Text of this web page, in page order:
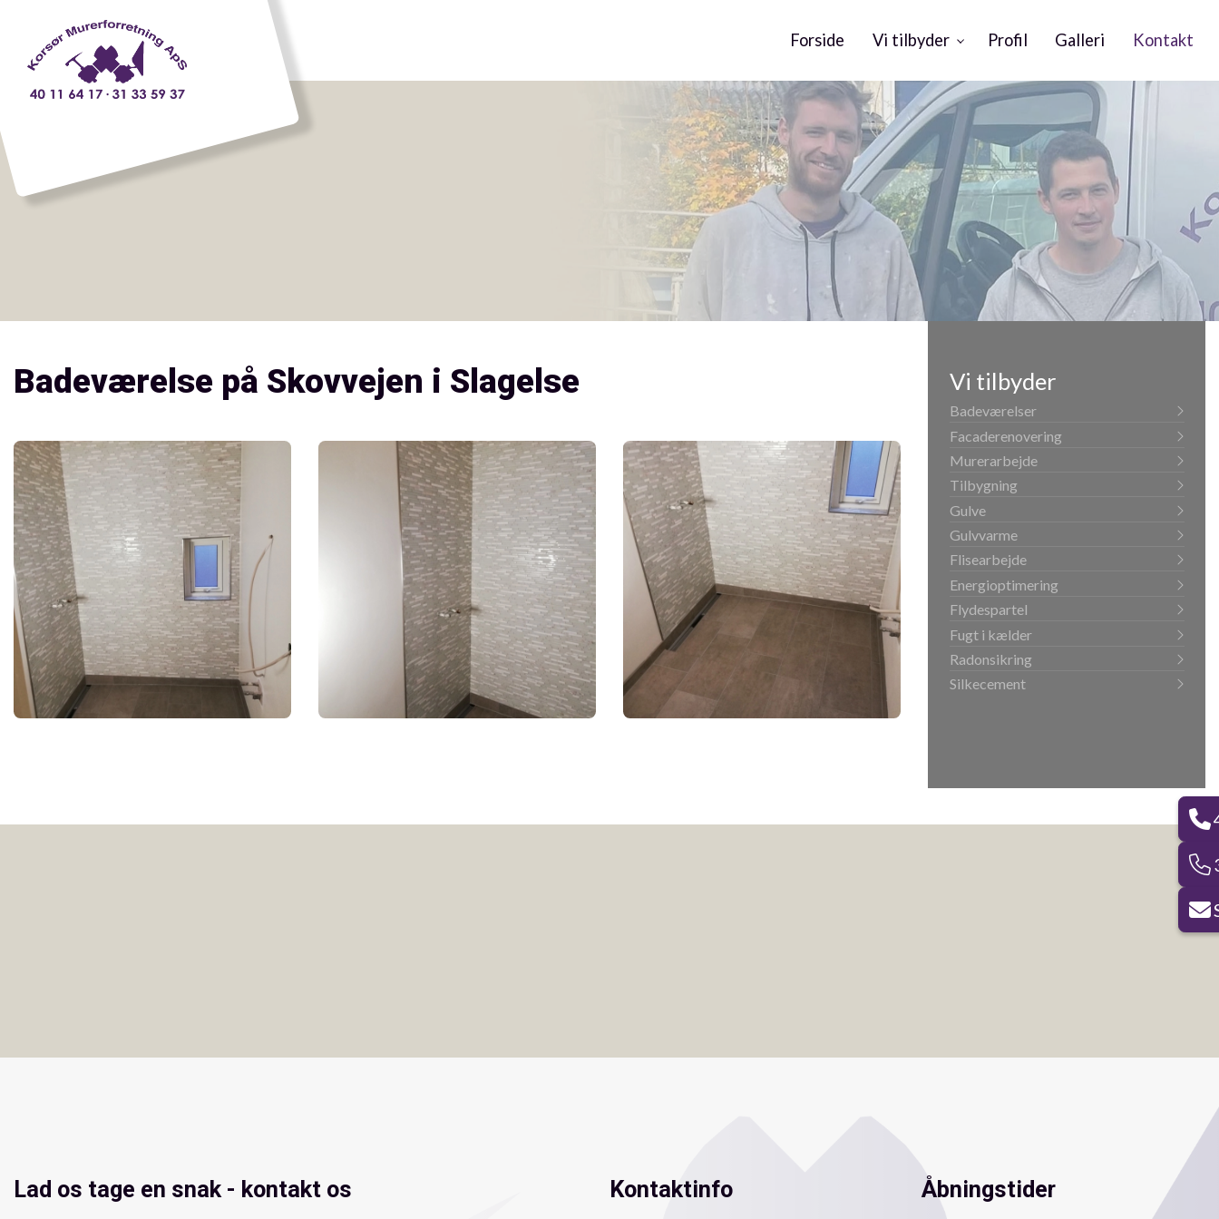
hovedindhold
Forside Vi tilbyder Profil Galleri Kontakt
Badeværelse på Skovvejen i Slagelse Vi tilbyder
Badeværelser
Facaderenovering
Murerarbejde
Tilbygning
Gulve
Gulvvarme
Flisearbejde
Energioptimering
Flydespartel
Fugt i kælder
Radonsikring
Silkecement
Kontaktinfo Åbningstider
Lad os tage en snak - kontakt os